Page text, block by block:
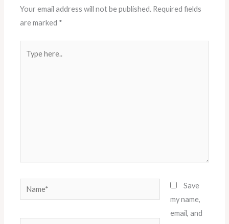
Your email address will not be published. Required fields
are marked *
here..
Name*
Save
my name,
email, and